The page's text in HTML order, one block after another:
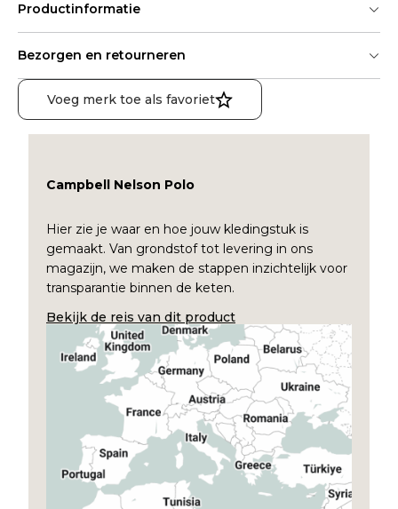
Productinformatie
Bezorgen en retourneren
Voeg merk toe als favoriet
Campbell Nelson Polo
Hier zie je waar en hoe jouw kledingstuk is
gemaakt. Van grondstof tot levering in ons
magazijn, we maken de stappen inzichtelijk voor
transparantie binnen de keten.
Bekijk de reis van dit product